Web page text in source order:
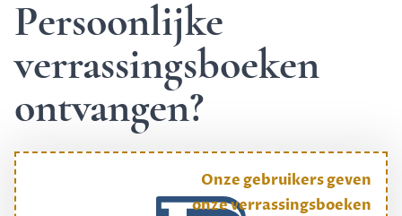
Persoonlijke
verrassingsboeken
ontvangen?
Onze gebruikers geven
onze verrassingsboeken